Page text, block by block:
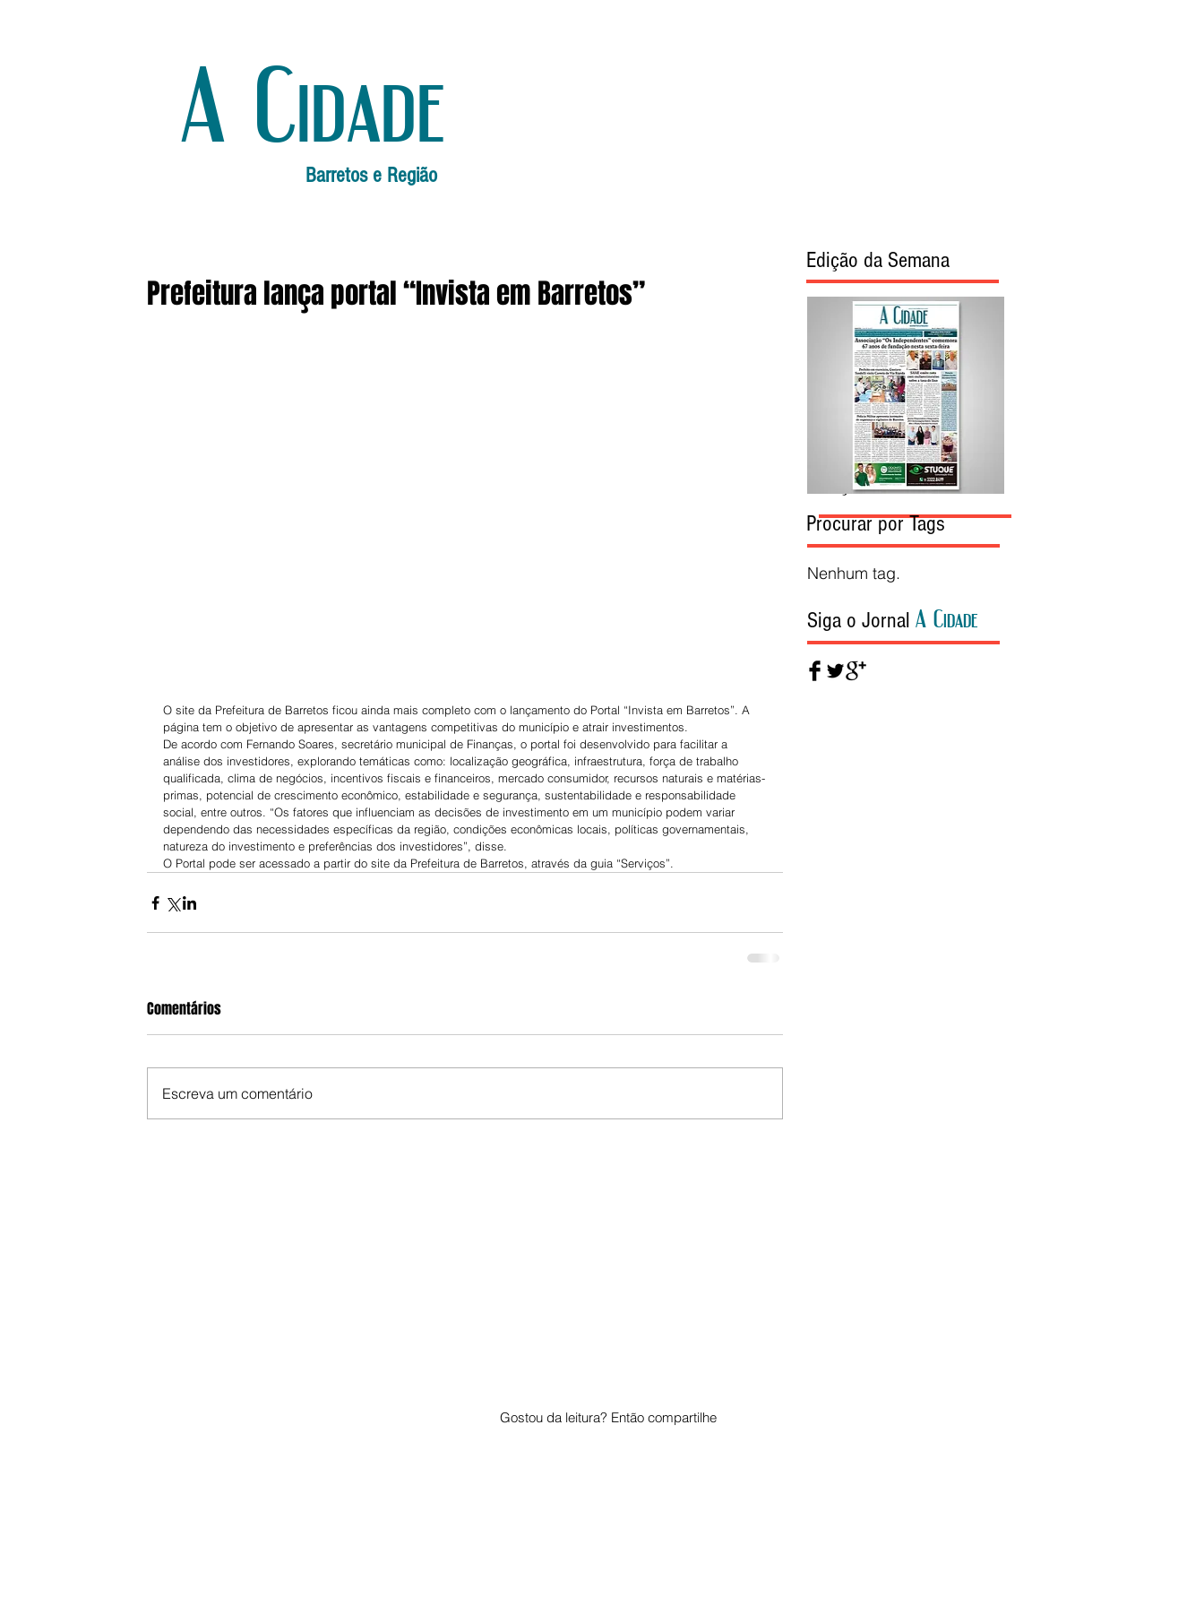
A Cidade
Barretos e Região
Prefeitura lança portal “Invista em Barretos”
O site da Prefeitura de Barretos ficou ainda mais completo com o lançamento do Portal “Invista em Barretos”. A
página tem o objetivo de apresentar as vantagens competitivas do município e atrair investimentos.
De acordo com Fernando Soares, secretário municipal de Finanças, o portal foi desenvolvido para facilitar a
análise dos investidores, explorando temáticas como: localização geográfica, infraestrutura, força de trabalho
qualificada, clima de negócios, incentivos fiscais e financeiros, mercado consumidor, recursos naturais e matérias-
primas, potencial de crescimento econômico, estabilidade e segurança, sustentabilidade e responsabilidade
social, entre outros. “Os fatores que influenciam as decisões de investimento em um município podem variar
dependendo das necessidades específicas da região, condições econômicas locais, políticas governamentais,
natureza do investimento e preferências dos investidores”, disse.
O Portal pode ser acessado a partir do site da Prefeitura de Barretos, através da guia “Serviços”.
Comentários
Escreva um comentário
Edição da Semana
Edição da Semana
Procurar por Tags
Nenhum tag.
Siga o Jornal A Cidade
Gostou da leitura? Então compartilhe